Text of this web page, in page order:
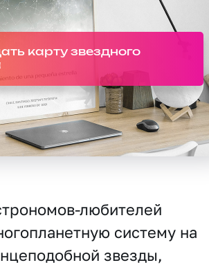
карту звездного
любителей
систему на
звезды,